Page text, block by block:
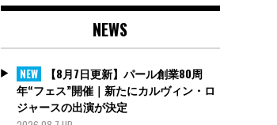
NEWS
NEW
【8月7日更新】パール創業80周
年“フェス”開催｜新たにカルヴィン・ロ
ジャースの出演が決定